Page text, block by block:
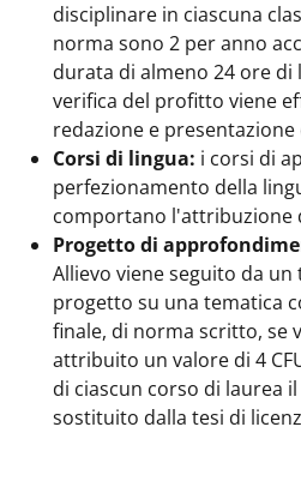
disciplinare in ciascuna
norma sono 2 per anno
durata di almeno 24 ore di
verifica del profitto viene
redazione e
Corsi di lingua: i corsi di
perfezionamento della
comportano l'attribuzione
Progetto di
Allievo viene seguito da
progetto su una tematica
finale, di norma scritto, se
attribuito un valore di 4
di ciascun corso di laurea
sostituito dalla tesi di